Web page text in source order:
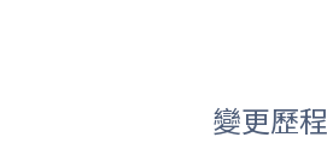
變更歷程